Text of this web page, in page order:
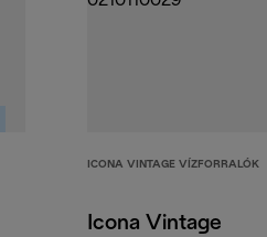
ICONA VINTAGE VÍZFORRALÓK
Icona Vintage